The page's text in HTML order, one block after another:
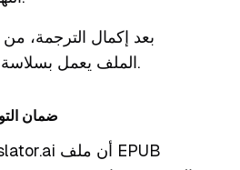
بعد إكمال الترجمة،
الملف يعمل بسلاسة على جميع أجهزتك.
ضمان